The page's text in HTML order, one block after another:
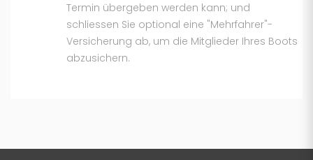
Termin übergeben werden kann; und
schliessen Sie optional eine "Mehrfahrer"-
Versicherung ab, um die Mitglieder Ihres Boots
abzusichern.